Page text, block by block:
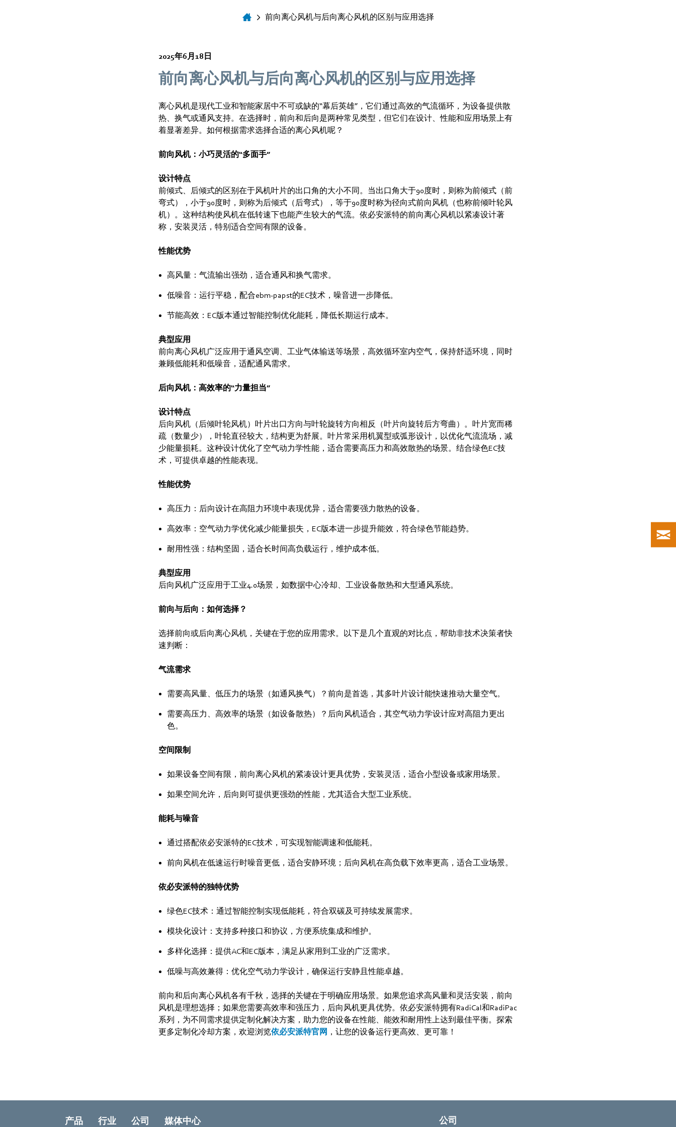
前向离心风机与后向离心风机的区别与应用选择
2025年6月18日
前向离心风机与后向离心风机的区别与应用选择
离心风机是现代工业和智能家居中不可或缺的“幕后英雄”，它们通过高效的气流循环，为设备提供散
热、换气或通风支持。在选择时，前向和后向是两种常见类型，但它们在设计、性能和应用场景上有
着显著差异。如何根据需求选择合适的离心风机呢？
前向风机：小巧灵活的“多面手”
设计特点
前倾式、后倾式的区别在于风机叶片的出口角的大小不同。当出口角大于90度时，则称为前倾式（前
弯式），小于90度时，则称为后倾式（后弯式），等于90度时称为径向式前向风机（也称前倾叶轮风
机）。这种结构使风机在低转速下也能产生较大的气流。依必安派特的前向离心风机以紧凑设计著
称，安装灵活，特别适合空间有限的设备。
性能优势
高风量：气流输出强劲，适合通风和换气需求。
低噪音：运行平稳，配合ebm‑papst的EC技术，噪音进一步降低。
节能高效：EC版本通过智能控制优化能耗，降低长期运行成本。
典型应用
前向离心风机广泛应用于通风空调、工业气体输送等场景，高效循环室内空气，保持舒适环境，同时
兼顾低能耗和低噪音，适配通风需求。
后向风机：高效率的“力量担当”
设计特点
后向风机（后倾叶轮风机）叶片出口方向与叶轮旋转方向相反（叶片向旋转后方弯曲）。叶片宽而稀
疏（数量少），叶轮直径较大，结构更为舒展。叶片常采用机翼型或弧形设计，以优化气流流场，减
少能量损耗。这种设计优化了空气动力学性能，适合需要高压力和高效散热的场景。结合绿色EC技
术，可提供卓越的性能表现。
性能优势
高压力：后向设计在高阻力环境中表现优异，适合需要强力散热的设备。
高效率：空气动力学优化减少能量损失，EC版本进一步提升能效，符合绿色节能趋势。
耐用性强：结构坚固，适合长时间高负载运行，维护成本低。
典型应用
后向风机广泛应用于工业4.0场景，如数据中心冷却、工业设备散热和大型通风系统。
前向与后向：如何选择？
选择前向或后向离心风机，关键在于您的应用需求。以下是几个直观的对比点，帮助非技术决策者快
速判断：
气流需求
需要高风量、低压力的场景（如通风换气）？前向是首选，其多叶片设计能快速推动大量空气。
需要高压力、高效率的场景（如设备散热）？后向风机适合，其空气动力学设计应对高阻力更出
色。
空间限制
如果设备空间有限，前向离心风机的紧凑设计更具优势，安装灵活，适合小型设备或家用场景。
如果空间允许，后向则可提供更强劲的性能，尤其适合大型工业系统。
能耗与噪音
通过搭配依必安派特的EC技术，可实现智能调速和低能耗。
前向风机在低速运行时噪音更低，适合安静环境；后向风机在高负载下效率更高，适合工业场景。
依必安派特的独特优势
绿色EC技术：通过智能控制实现低能耗，符合双碳及可持续发展需求。
模块化设计：支持多种接口和协议，方便系统集成和维护。
多样化选择：提供AC和EC版本，满足从家用到工业的广泛需求。
低噪与高效兼得：优化空气动力学设计，确保运行安静且性能卓越。
前向和后向离心风机各有千秋，选择的关键在于明确应用场景。如果您追求高风量和灵活安装，前向
风机是理想选择；如果您需要高效率和强压力，后向风机更具优势。依必安派特拥有RadiCal和RadiPac
系列，为不同需求提供定制化解决方案，助力您的设备在性能、能效和耐用性上达到最佳平衡。探索
更多定制化冷却方案，欢迎浏览依必安派特官网 ，让您的设备运行更高效、更可靠！
产品 行业 公司 媒体中心 公司